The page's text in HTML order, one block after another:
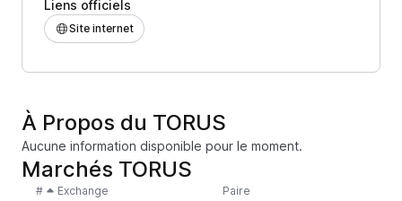
Liens officiels
Site internet
À Propos du TORUS
Aucune information disponible pour le moment.
Marchés TORUS
# Exchange Paire